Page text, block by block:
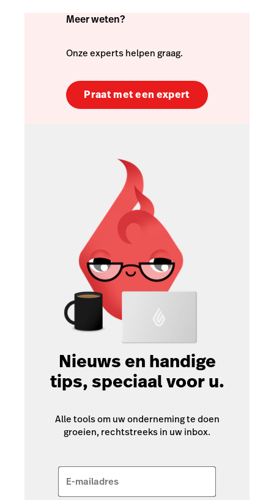
Meer weten?
Onze experts helpen graag.
Praat met een expert
Nieuws en handige
tips, speciaal voor u.
Alle tools om uw onderneming te doen
groeien, rechtstreeks in uw inbox.
E-mailadres